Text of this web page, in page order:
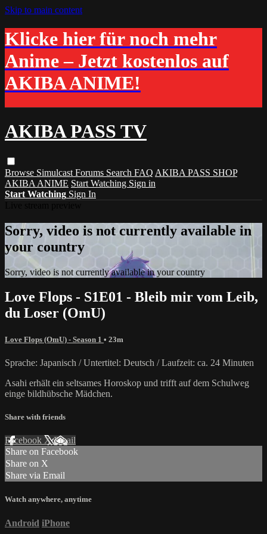
Skip to main content
Klicke hier für noch mehr
Anime – Jetzt kostenlos auf
AKIBA ANIME!
AKIBA PASS TV
Browse Simulcast Forums Search FAQ AKIBA PASS SHOP
AKIBA ANIME Start Watching Sign in
Start Watching Sign In
Sorry, video is not currently available in
your country
Sorry, video is not currently available in your country
Love Flops - S1E01 - Bleib mir vom Leib,
du Loser (OmU)
Love Flops (OmU) - Season 1 • 23m
Sprache: Japanisch / Untertitel: Deutsch / Laufzeit: ca. 24 Minuten
Asahi erhält ein seltsames Horoskop und trifft auf dem Schulweg
einge bildhübsche Mädchen.
Share with friends
Facebook XEmail
Share on Facebook
Share on X
Share via Email
Watch anywhere, anytime
Android iPhone